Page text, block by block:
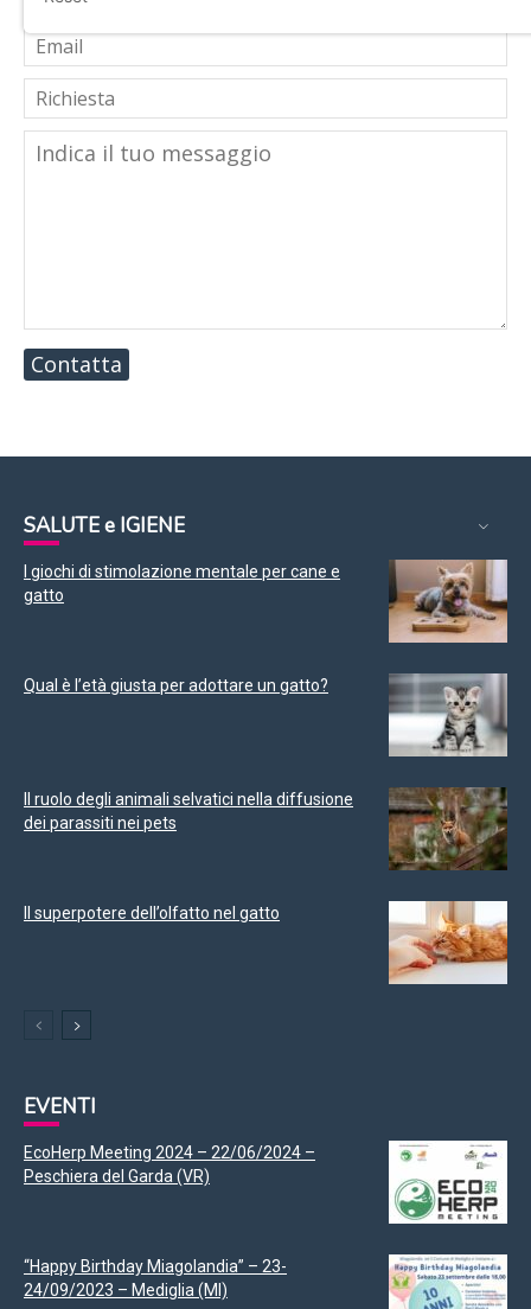
Contatta
SALUTE e IGIENE
I giochi di stimolazione mentale per cane e
gatto
Qual è l’età giusta per adottare un gatto?
Il ruolo degli animali selvatici nella diffusione
dei parassiti nei pets
Il superpotere dell’olfatto nel gatto
EVENTI
EcoHerp Meeting 2024 – 22/06/2024 –
Peschiera del Garda (VR)
“Happy Birthday Miagolandia” – 23-
24/09/2023 – Mediglia (MI)